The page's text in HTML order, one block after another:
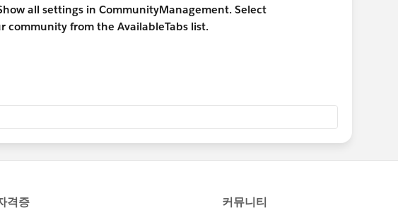
all settings in CommunityManagement. Select
community from the AvailableTabs list.